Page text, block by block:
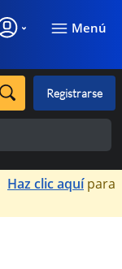
Menú
Registrarse
×
Haz clic aquípara